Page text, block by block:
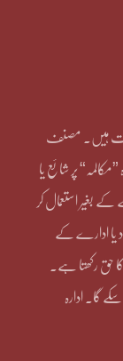
ملکیت ہیں۔ مصنف
پر شائع یا
بغیر استعمال کر
یا ادارے کے
حق رکھتا ہے۔
سکے گا۔ ادارہ